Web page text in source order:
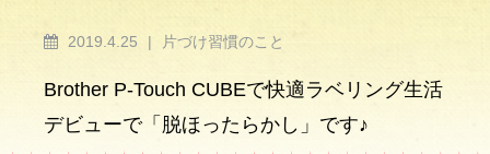
2019.4.25 | 片づけ習慣のこと
Brother P-Touch CUBEで快適ラベリング生活
デビューで「脱ほったらかし」です♪